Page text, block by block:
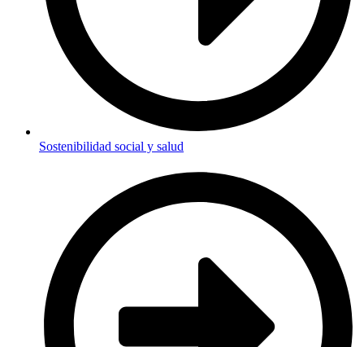
Sostenibilidad social y salud